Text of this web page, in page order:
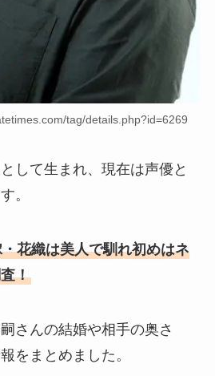
tag/details.php?id=6269
して生まれ、現在は声優と
。
花織は美人で馴れ初めはネ
！
さんの結婚や相手の奥さ
をまとめました。